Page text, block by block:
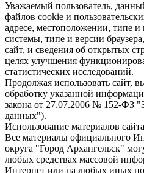
Уважаемый пользователь,
файлов cookie и
адресе, местоположении, типе
системы, типе и версии
сайт, и сведения об открытых
целях улучшения
статистических исследований.
Продолжая использовать сайт,
обработку указанной
закона от 27.07.2006 № 152-ФЗ
данных").
Использование материалов сайта
Все материалы официального
округа "Город Архангельск"
любых средствах массовой
Интернет или на любых иных